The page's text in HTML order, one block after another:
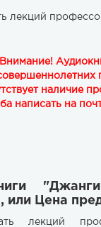
лекций
наличие
написать на
или Цена
лекций